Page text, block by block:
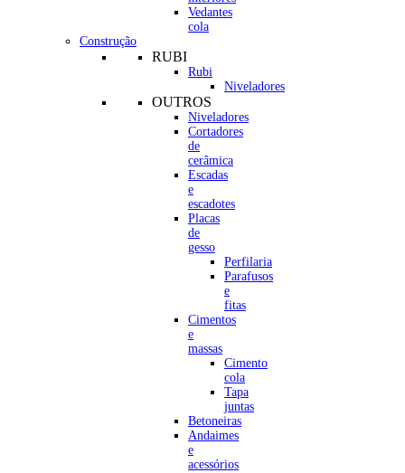
Vedantes
cola
Construção
RUBI
Rubi
Niveladores
OUTROS
Niveladores
Cortadores
de
cerâmica
Escadas
e
escadotes
Placas
de
gesso
Perfilaria
Parafusos
e
fitas
Cimentos
e
massas
Cimento
cola
Tapa
juntas
Betoneiras
Andaimes
e
acessórios